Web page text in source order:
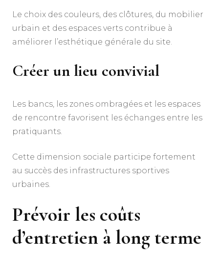
Le choix des couleurs, des clôtures, du mobilier
urbain et des espaces verts contribue à
améliorer l’esthétique générale du site.
Créer un lieu convivial
Les bancs, les zones ombragées et les espaces
de rencontre favorisent les échanges entre les
pratiquants.
Cette dimension sociale participe fortement
au succès des infrastructures sportives
urbaines.
Prévoir les coûts
d’entretien à long terme